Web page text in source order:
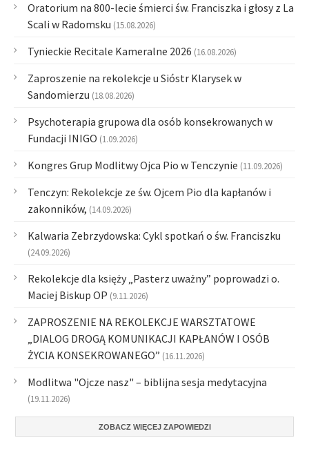
Oratorium na 800-lecie śmierci św. Franciszka i głosy z La
Scali w Radomsku (15.08.2026)
Tynieckie Recitale Kameralne 2026 (16.08.2026)
Zaproszenie na rekolekcje u Sióstr Klarysek w
Sandomierzu (18.08.2026)
Psychoterapia grupowa dla osób konsekrowanych w
Fundacji INIGO (1.09.2026)
Kongres Grup Modlitwy Ojca Pio w Tenczynie (11.09.2026)
Tenczyn: Rekolekcje ze św. Ojcem Pio dla kapłanów i
zakonników, (14.09.2026)
Kalwaria Zebrzydowska: Cykl spotkań o św. Franciszku
(24.09.2026)
Rekolekcje dla księży „Pasterz uważny” poprowadzi o.
Maciej Biskup OP (9.11.2026)
ZAPROSZENIE NA REKOLEKCJE WARSZTATOWE
„DIALOG DROGĄ KOMUNIKACJI KAPŁANÓW I OSÓB
ŻYCIA KONSEKROWANEGO” (16.11.2026)
Modlitwa "Ojcze nasz" – biblijna sesja medytacyjna
(19.11.2026)
ZOBACZ WIĘCEJ ZAPOWIEDZI